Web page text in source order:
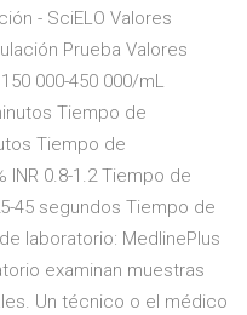
- SciELO Valores
Prueba Valores
000-450 000/mL
Tiempo de
Tiempo de
INR 0.8-1.2 Tiempo de
45 segundos Tiempo de
laboratorio: MedlinePlus
examinan muestras
Un técnico o el médico